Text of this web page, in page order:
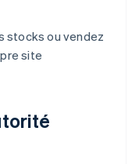
stocks ou vendez
site